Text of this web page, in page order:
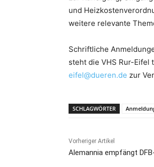
und
weitere relevante
Schriftliche
steht die VHS Rur-Eifel
eifel@dueren.de zur
SCHLAGWÖRTER
Vorheriger Artikel
Alemannia empfängt